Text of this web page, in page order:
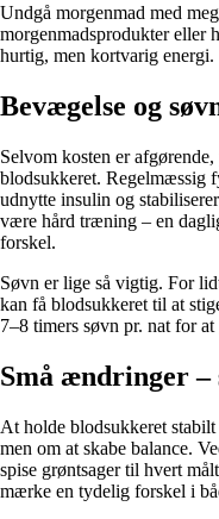
Undgå morgenmad med
morgenmadsprodukter eller
hurtig, men kortvarig energi.
Bevægelse og
Selvom kosten er
blodsukkeret. Regelmæssig
udnytte insulin og
være hård træning – en
forskel.
Søvn er lige så vigtig. For
kan få blodsukkeret til at
7–8 timers søvn pr. nat for
Små ændringer –
At holde blodsukkeret
men om at skabe balance.
spise grøntsager til hvert
mærke en tydelig forskel i